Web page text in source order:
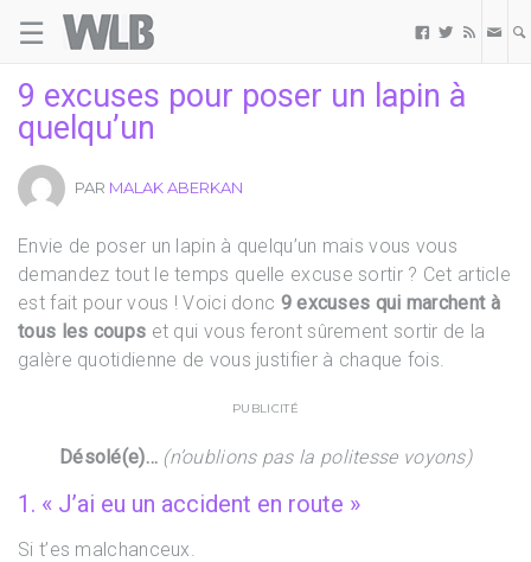
☰   
9 excuses pour poser un lapin à
quelqu’un
PAR MALAK ABERKAN
Envie de poser un lapin à quelqu’un mais vous vous
demandez tout le temps quelle excuse sortir ? Cet article
est fait pour vous ! Voici donc 9 excuses qui marchent à
tous les coups et qui vous feront sûrement sortir de la
galère quotidienne de vous justifier à chaque fois.
PUBLICITÉ
Désolé(e)… (n’oublions pas la politesse voyons)
1. « J’ai eu un accident en route »
Si t’es malchanceux.